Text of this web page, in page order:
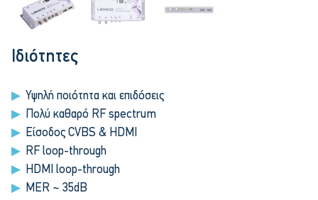
Ιδιότητες
Υψηλή ποιότητα και επιδόσεις
Πολύ καθαρό RF spectrum
Είσοδος CVBS & HDMI
RF loop-through
HDMI loop-through
MER ~ 35dB